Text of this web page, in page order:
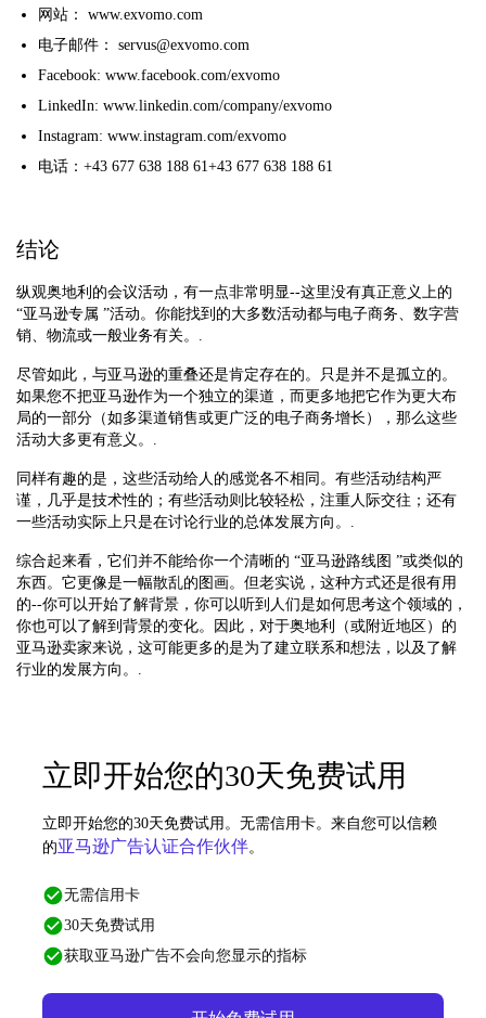
网站： www.exvomo.com
电子邮件： servus@exvomo.com
Facebook: www.facebook.com/exvomo
LinkedIn: www.linkedin.com/company/exvomo
Instagram: www.instagram.com/exvomo
电话：+43 677 638 188 61+43 677 638 188 61
结论
纵观奥地利的会议活动，有一点非常明显--这里没有真正意义上的
“亚马逊专属 ”活动。你能找到的大多数活动都与电子商务、数字营
销、物流或一般业务有关。.
尽管如此，与亚马逊的重叠还是肯定存在的。只是并不是孤立的。
如果您不把亚马逊作为一个独立的渠道，而更多地把它作为更大布
局的一部分（如多渠道销售或更广泛的电子商务增长），那么这些
活动大多更有意义。.
同样有趣的是，这些活动给人的感觉各不相同。有些活动结构严
谨，几乎是技术性的；有些活动则比较轻松，注重人际交往；还有
一些活动实际上只是在讨论行业的总体发展方向。.
综合起来看，它们并不能给你一个清晰的 “亚马逊路线图 ”或类似的
东西。它更像是一幅散乱的图画。但老实说，这种方式还是很有用
的--你可以开始了解背景，你可以听到人们是如何思考这个领域的，
你也可以了解到背景的变化。因此，对于奥地利（或附近地区）的
亚马逊卖家来说，这可能更多的是为了建立联系和想法，以及了解
行业的发展方向。.
立即开始您的30天免费试用
立即开始您的30天免费试用。无需信用卡。来自您可以信赖
的亚马逊广告认证合作伙伴。
无需信用卡
30天免费试用
获取亚马逊广告不会向您显示的指标